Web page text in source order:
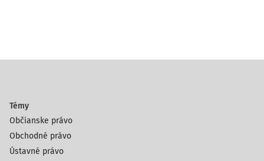
Témy
Občianske právo
Obchodné právo
Ústavné právo